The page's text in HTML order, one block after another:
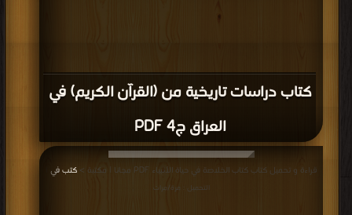
كتاب دراسات تاريخية من (القرآن الكريم) في
العراق ج4 PDF
قراءة و تحميل كتاب كتاب الخلاصة في حياة الأنبياء PDF مجانا | مكتبة > كتب في
التحميل : مرة/مرات